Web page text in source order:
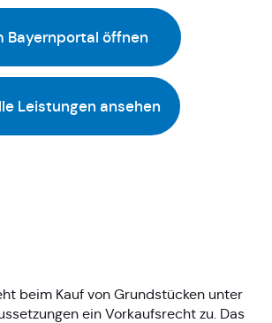
Bayernportal öffnen
Leistungen ansehen
beim Kauf von Grundstücken unter
ein Vorkaufsrecht zu. Das